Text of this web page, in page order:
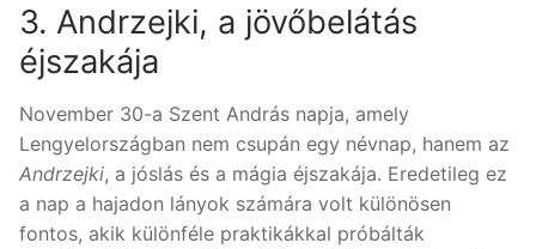
3. Andrzejki, a jövőbelátás
éjszakája
November 30-a Szent András napja, amely
Lengyelországban nem csupán egy névnap, hanem az
Andrzejki, a jóslás és a mágia éjszakája. Eredetileg ez
a nap a hajadon lányok számára volt különösen
fontos, akik különféle praktikákkal próbálták